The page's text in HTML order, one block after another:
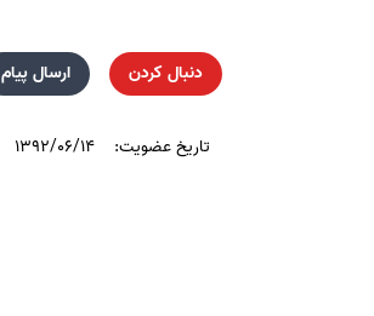
دنبال کردن ارسال پیام
تاریخ عضویت: ۱۳۹۲/۰۶/۱۴